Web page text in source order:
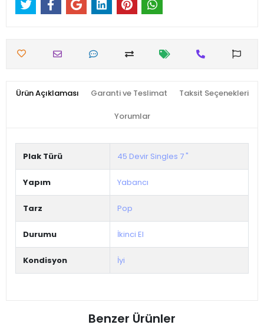
Ürün Açıklaması Garanti ve Teslimat Taksit Seçenekleri
Yorumlar
Plak Türü 45 Devir Singles 7 "
Yapım Yabancı
Tarz Pop
Durumu İkinci El
Kondisyon İyi
Benzer Ürünler